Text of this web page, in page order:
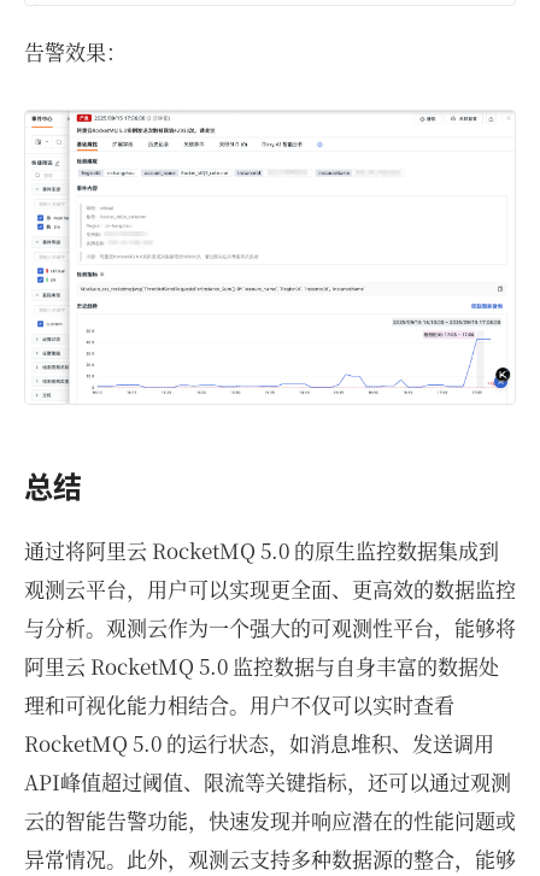
告警效果：
总结
通过将阿里云 RocketMQ 5.0 的原生监控数据集成到
观测云平台，用户可以实现更全面、更高效的数据监控
与分析。观测云作为一个强大的可观测性平台，能够将
阿里云 RocketMQ 5.0 监控数据与自身丰富的数据处
理和可视化能力相结合。用户不仅可以实时查看
RocketMQ 5.0 的运行状态，如消息堆积、发送调用
API峰值超过阈值、限流等关键指标，还可以通过观测
云的智能告警功能，快速发现并响应潜在的性能问题或
异常情况。此外，观测云支持多种数据源的整合，能够